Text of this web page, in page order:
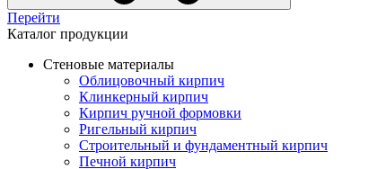
Перейти
Каталог продукции
Стеновые материалы
Облицовочный кирпич
Клинкерный кирпич
Кирпич ручной формовки
Ригельный кирпич
Строительный и фундаментный кирпич
Печной кирпич